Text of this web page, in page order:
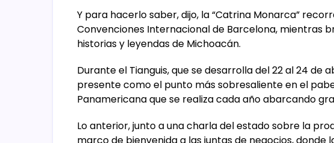
Y para hacerlo saber, dijo, la “Catrina Monarca”
Convenciones Internacional de Barcelona, mientras
historias y leyendas de Michoacán.
Durante el Tianguis, que se desarrolla del 22 al 24 de
presente como el punto más sobresaliente en el
Panamericana que se realiza cada año abarcando
Lo anterior, junto a una charla del estado sobre la